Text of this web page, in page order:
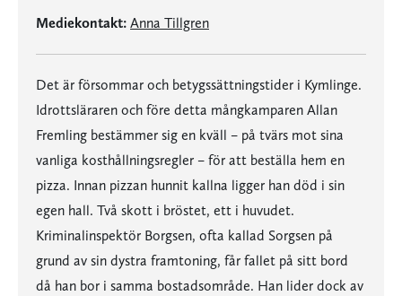
Mediekontakt: Anna Tillgren
Det är försommar och betygssättningstider i Kymlinge.
Idrottsläraren och före detta mångkamparen Allan
Fremling bestämmer sig en kväll – på tvärs mot sina
vanliga kosthållningsregler – för att beställa hem en
pizza. Innan pizzan hunnit kallna ligger han död i sin
egen hall. Två skott i bröstet, ett i huvudet.
Kriminalinspektör Borgsen, ofta kallad Sorgsen på
grund av sin dystra framtoning, får fallet på sitt bord
då han bor i samma bostadsområde. Han lider dock av